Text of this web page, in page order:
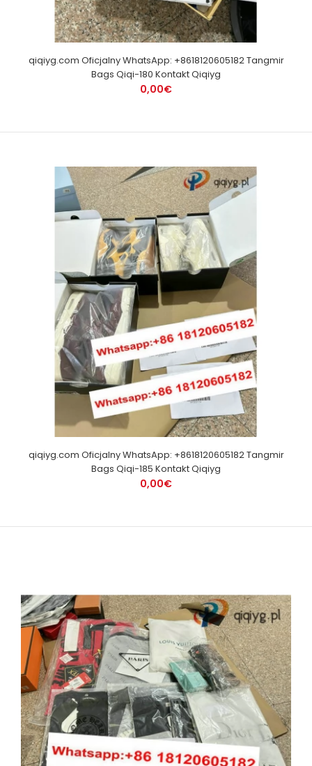
qiqiyg.com Oficjalny WhatsApp: +8618120605182 Tangmir
Bags Qiqi-180 Kontakt Qiqiyg
0,00€
qiqiyg.com Oficjalny WhatsApp: +8618120605182 Tangmir
Bags Qiqi-185 Kontakt Qiqiyg
0,00€